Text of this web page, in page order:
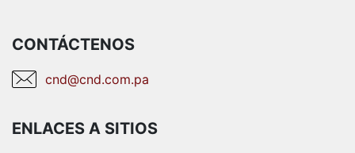
CONTÁCTENOS
cnd@cnd.com.pa
ENLACES A SITIOS